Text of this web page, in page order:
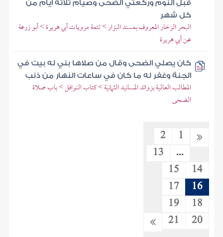
قبل النوم وركعتي الضحى وصيام ثلاثة أيام من
كل شهر
البحر الزخار المعروف بمسند البزار > تتمة مرويات أبي هريرة > أبو زرعة
عن أبي هريرة
كان يصلي الضحى وقال من صلاها بني له بيت في
الجنة وغفر له ما كان في ساعات النهار من ذنب
المطالب العالية بزوائد المسانيد الثمانية > كتاب النوافل > باب صلاة
الضحى
1
2
...
13
14
15
16
17
18
19
20
21